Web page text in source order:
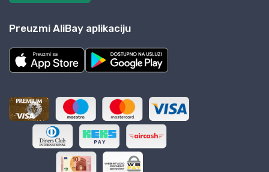
Preuzmi AliBay aplikaciju